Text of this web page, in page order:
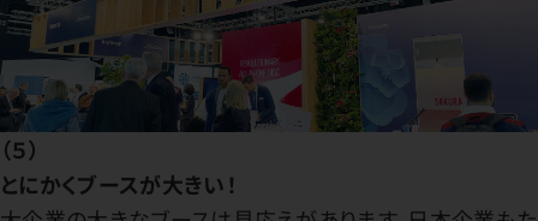
（５）
とにかくブースが大きい！